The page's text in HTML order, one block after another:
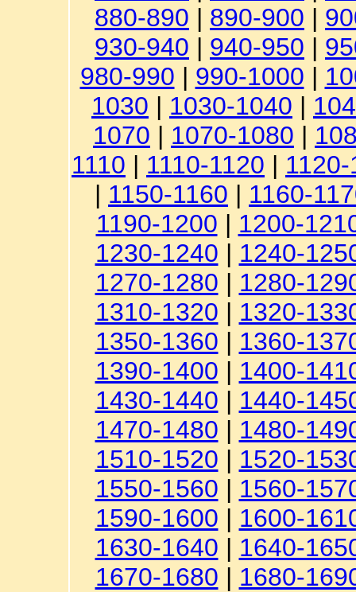
880-890 | 890-900 |
930-940 | 940-950 |
980-990 | 990-1000 |
1030 | 1030-1040 |
1070 | 1070-1080 |
1110 | 1110-1120 |
| 1150-1160 | 1160-
1190-1200 | 1200-
1230-1240 | 1240-
1270-1280 | 1280-
1310-1320 | 1320-
1350-1360 | 1360-
1390-1400 | 1400-
1430-1440 | 1440-
1470-1480 | 1480-
1510-1520 | 1520-
1550-1560 | 1560-
1590-1600 | 1600-
1630-1640 | 1640-
1670-1680 | 1680-